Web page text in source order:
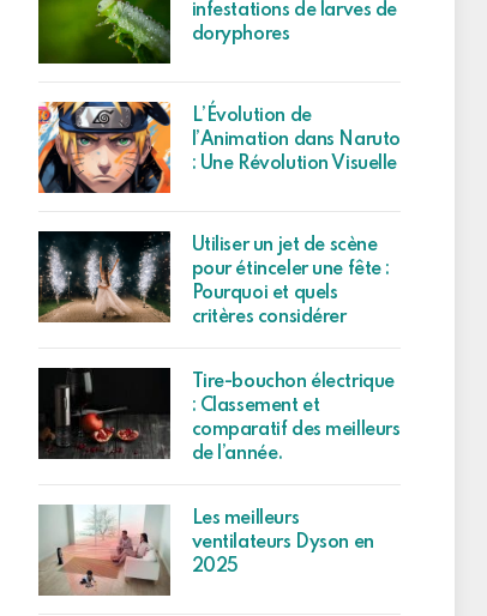
infestations de larves de
doryphores
L’Évolution de
l’Animation dans Naruto
: Une Révolution Visuelle
Utiliser un jet de scène
pour étinceler une fête :
Pourquoi et quels
critères considérer
Tire-bouchon électrique
: Classement et
comparatif des meilleurs
de l’année.
Les meilleurs
ventilateurs Dyson en
2025